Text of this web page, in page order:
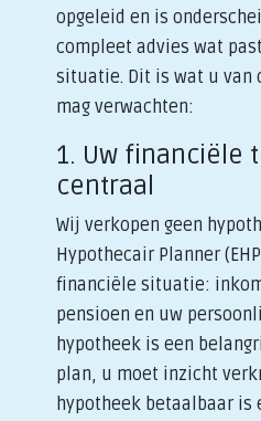
opgeleid en is
compleet advies wat
situatie. Dit is wat u van
mag verwachten:
1. Uw financiële
centraal
Wij verkopen geen
Hypothecair Planner
financiële situatie:
pensioen en uw
hypotheek is een
plan, u moet inzicht
hypotheek betaalbaar